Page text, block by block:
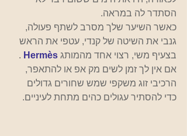
הסתדר לה במראה.
כאשר השיער שלך מסרב לשתף פעולה,
גנבי את השיטה של קנדי, עטפי את הראש
בצעיף משי, רצוי אחד מהמותג Hermès
.
אם אין לך זמן לשים מק אפ או להתאפר,
הרכיבי זוג משקפי שמש שחורים גדולים
כדי להסתיר עגולים כהים מתחת לעיניים.